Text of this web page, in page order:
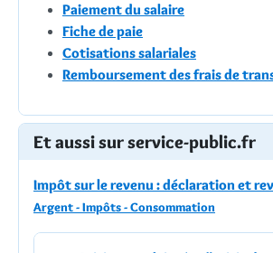
Paiement du salaire
Fiche de paie
Cotisations salariales
Remboursement des frais de
Et aussi sur service-public.fr
Impôt sur le revenu : déclaration et
Argent - Impôts - Consommation